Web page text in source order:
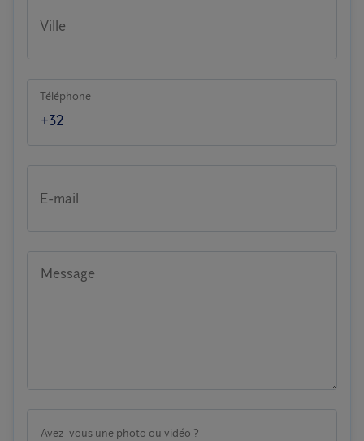
Ville
Téléphone
E-mail
Message
Avez-vous une photo ou vidéo ?